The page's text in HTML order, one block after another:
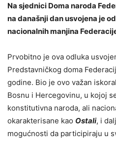
Na sjednici Doma naroda
na današnji dan usvojena je
nacionalnih manjina
Prvobitno je ova odluka
Predstavničkog doma
godine. Bio je ovo važan
Bosnu i Hercegovinu, u kojoj
konstitutivna naroda, ali
okarakterisane kao Ostali, i
mogućnosti da participiraju u